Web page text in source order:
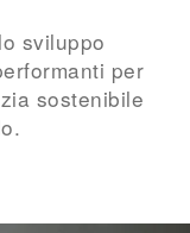
sviluppo
per
sostenibile